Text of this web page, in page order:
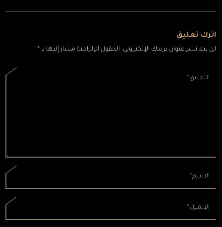
اترك تعليق
لن يتم نشر عنوان بريدك الإلكتروني. الحقول الإلزامية مشار إليها بـ *